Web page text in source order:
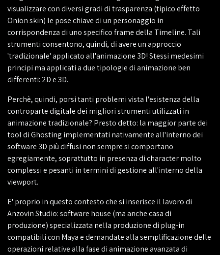
visualizzare con diversi gradi di trasparenza (tipico effetto
Onion skin) le pose chiave di un personaggio in
corrispondenza di uno specifico frame della Timeline. Tali
strumenti consentono, quindi, di avere un approccio
'tradizionale' applicato all'animazione 3D! Stessi medesimi
principi ma applicati a due tipologie di animazione ben
differenti: 2D e 3D.
Perchè, quindi, porsi tanti problemi vista l'esistenza della
controparte digitale dei migliori strumenti utilizzati in
animazione tradizionale? Presto detto: la maggior parte dei
tool di Ghosting implementati nativamente all'interno dei
software 3D più diffusi non sempre si comportano
egregiamente, soprattutto in presenza di character molto
complessi e pesanti in termini di gestione all'interno della
viewport.
E' proprio in questo contesto che si inserisce il lavoro di
Anzovin Studio: software house (ma anche casa di
produzione) specializzata nella produzione di plug-in
compatibili con Maya e demandate alla semplificazione delle
operazioni relative alla fase di animazione avanzata di